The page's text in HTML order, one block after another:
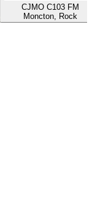
CJMO C103 FM
Moncton, Rock